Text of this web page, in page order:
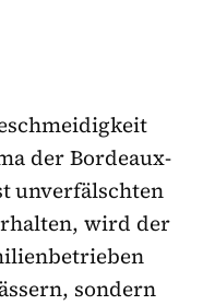
der Bordeaux-
unverfälschten
wird der
sondern